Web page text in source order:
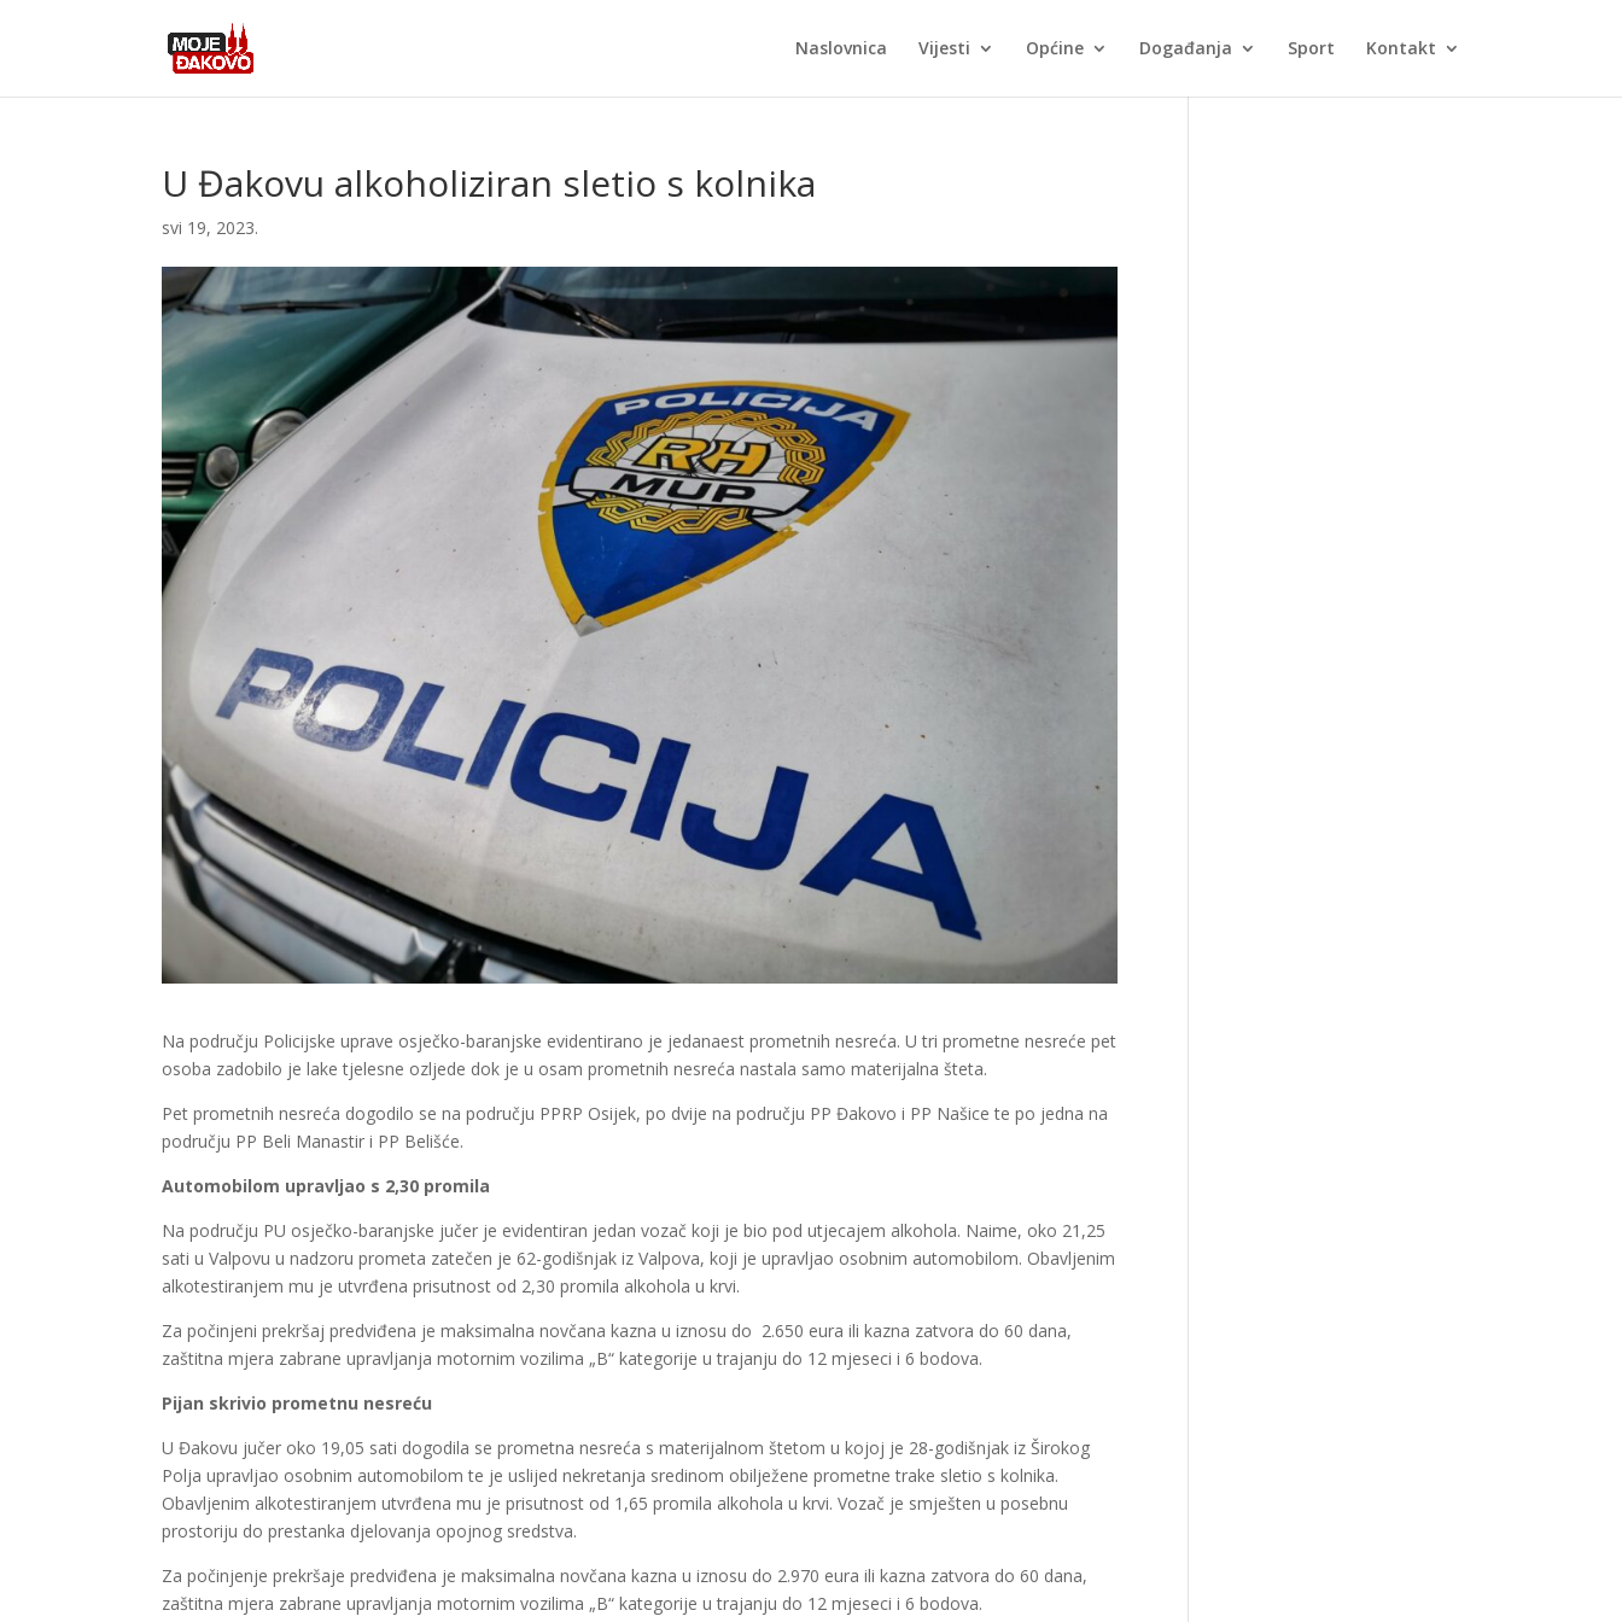
Naslovnica Vijesti Općine Događanja Sport Kontakt
U Đakovu alkoholiziran sletio s kolnika
svi 19, 2023.
Na području Policijske uprave osječko-baranjske evidentirano je jedanaest prometnih nesreća. U tri prometne nesreće pet
osoba zadobilo je lake tjelesne ozljede dok je u osam prometnih nesreća nastala samo materijalna šteta.
Pet prometnih nesreća dogodilo se na području PPRP Osijek, po dvije na području PP Đakovo i PP Našice te po jedna na
području PP Beli Manastir i PP Belišće.
Automobilom upravljao s 2,30 promila
Na području PU osječko-baranjske jučer je evidentiran jedan vozač koji je bio pod utjecajem alkohola. Naime, oko 21,25
sati u Valpovu u nadzoru prometa zatečen je 62-godišnjak iz Valpova, koji je upravljao osobnim automobilom. Obavljenim
alkotestiranjem mu je utvrđena prisutnost od 2,30 promila alkohola u krvi.
Za počinjeni prekršaj predviđena je maksimalna novčana kazna u iznosu do 2.650 eura ili kazna zatvora do 60 dana,
zaštitna mjera zabrane upravljanja motornim vozilima „B“ kategorije u trajanju do 12 mjeseci i 6 bodova.
Pijan skrivio prometnu nesreću
U Đakovu jučer oko 19,05 sati dogodila se prometna nesreća s materijalnom štetom u kojoj je 28-godišnjak iz Širokog
Polja upravljao osobnim automobilom te je uslijed nekretanja sredinom obilježene prometne trake sletio s kolnika.
Obavljenim alkotestiranjem utvrđena mu je prisutnost od 1,65 promila alkohola u krvi. Vozač je smješten u posebnu
prostoriju do prestanka djelovanja opojnog sredstva.
Za počinjenje prekršaje predviđena je maksimalna novčana kazna u iznosu do 2.970 eura ili kazna zatvora do 60 dana,
zaštitna mjera zabrane upravljanja motornim vozilima „B“ kategorije u trajanju do 12 mjeseci i 6 bodova.